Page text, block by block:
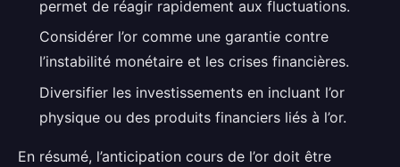
permet de réagir rapidement aux fluctuations.
Considérer l’or comme une garantie contre
l’instabilité monétaire et les crises financières.
Diversifier les investissements en incluant l’or
physique ou des produits financiers liés à l’or.
En résumé, l’anticipation cours de l’or doit être